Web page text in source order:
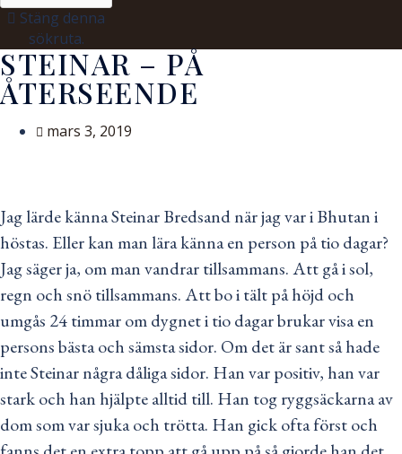
Stäng denna
sökruta.
STEINAR – PÅ
ÅTERSEENDE
mars 3, 2019
Jag lärde känna Steinar Bredsand när jag var i Bhutan i
höstas. Eller kan man lära känna en person på tio dagar?
Jag säger ja, om man vandrar tillsammans. Att gå i sol,
regn och snö tillsammans. Att bo i tält på höjd och
umgås 24 timmar om dygnet i tio dagar brukar visa en
persons bästa och sämsta sidor. Om det är sant så hade
inte Steinar några dåliga sidor. Han var positiv, han var
stark och han hjälpte alltid till. Han tog ryggsäckarna av
dom som var sjuka och trötta. Han gick ofta först och